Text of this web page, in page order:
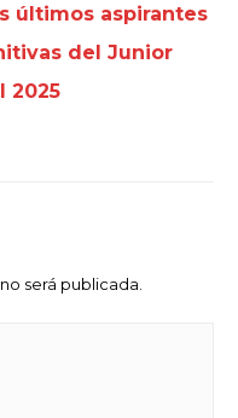
últimos aspirantes
del Junior
2025
será publicada.